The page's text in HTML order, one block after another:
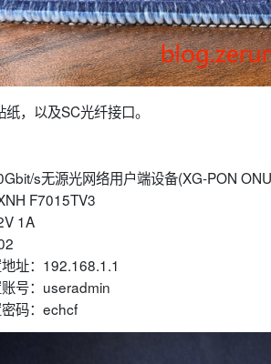
，以及SC光纤接口。
s无源光网络用户端设备(XG-PON
F7015TV3
1A
址：192.168.1.1
号：useradmin
码：echcf